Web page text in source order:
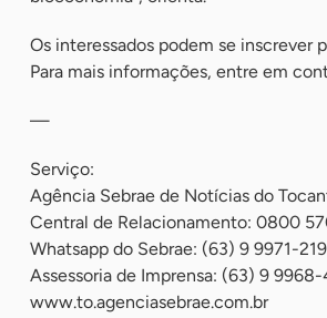
Os interessados podem se inscrever
Para mais informações, entre em
—
Serviço:
Agência Sebrae de Notícias do
Central de Relacionamento: 0800
Whatsapp do Sebrae: (63) 9 9971-
Assessoria de Imprensa: (63) 9
www.to.agenciasebrae.com.br